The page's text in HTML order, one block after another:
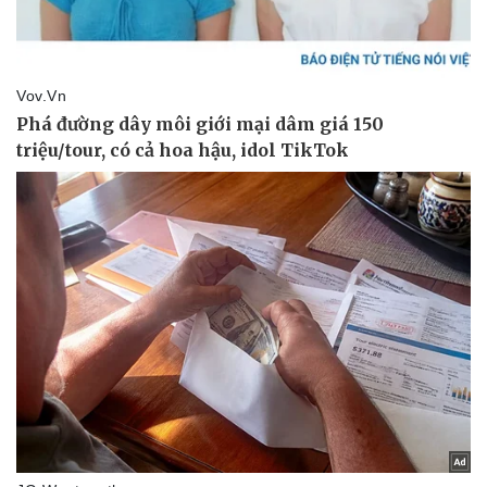
Thể thao
Bóng đá
Thế giới thể thao
eSports
Hậu trường
Ô tô - Xe máy
Ô tô
Xe máy